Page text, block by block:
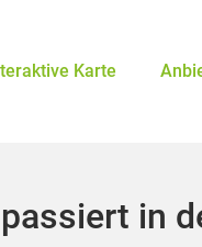
Karte
in